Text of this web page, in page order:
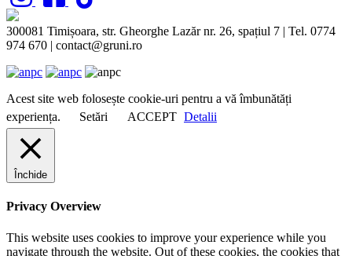
300081 Timișoara, str. Gheorghe Lazăr nr. 26, spațiul 7 | Tel. 0774
974 670 | contact@gruni.ro
Acest site web folosește cookie-uri pentru a vă îmbunătăți
experiența.
Setări ACCEPT Detalii
Închide
Privacy Overview
This website uses cookies to improve your experience while you
navigate through the website. Out of these cookies, the cookies that